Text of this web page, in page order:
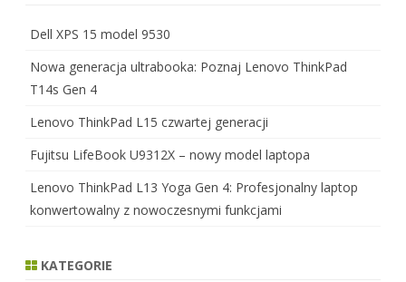
Dell XPS 15 model 9530
Nowa generacja ultrabooka: Poznaj Lenovo ThinkPad
T14s Gen 4
Lenovo ThinkPad L15 czwartej generacji
Fujitsu LifeBook U9312X – nowy model laptopa
Lenovo ThinkPad L13 Yoga Gen 4: Profesjonalny laptop
konwertowalny z nowoczesnymi funkcjami
KATEGORIE